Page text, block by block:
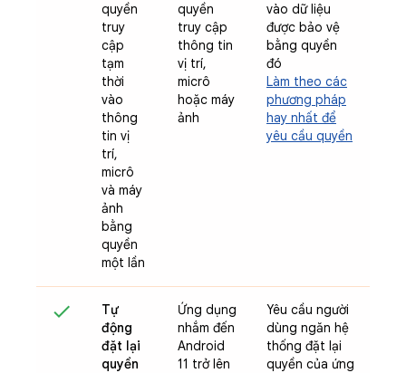
quyền
truy
cập
tạm
thời
vào
thông
tin vị
trí,
micrô
và máy
ảnh
bằng
quyền
một lần
quyền
truy cập
thông tin
vị trí,
micrô
hoặc máy
ảnh
vào dữ liệu
được bảo vệ
bằng quyền
đó
Làm theo các
phương pháp
hay nhất để
yêu cầu quyền
Tự
động
đặt lại
quyền
Ứng dụng
nhắm đến
Android
11 trở lên
Yêu cầu người
dùng ngăn hệ
thống đặt lại
quyền của ứng